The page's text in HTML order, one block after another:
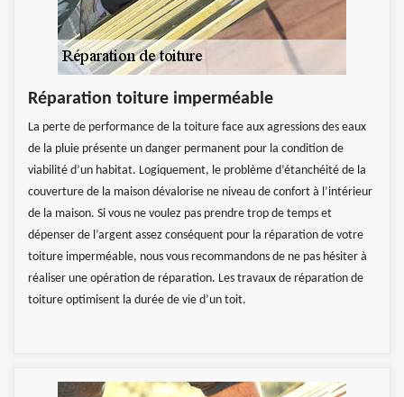
Réparation toiture imperméable
La perte de performance de la toiture face aux agressions des eaux
de la pluie présente un danger permanent pour la condition de
viabilité d’un habitat. Logiquement, le problème d’étanchéité de la
couverture de la maison dévalorise ne niveau de confort à l’intérieur
de la maison. Si vous ne voulez pas prendre trop de temps et
dépenser de l’argent assez conséquent pour la réparation de votre
toiture imperméable, nous vous recommandons de ne pas hésiter à
réaliser une opération de réparation. Les travaux de réparation de
toiture optimisent la durée de vie d’un toit.